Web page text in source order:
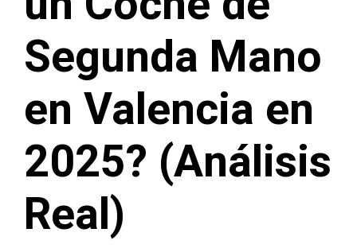
Segunda Mano
en Valencia en
2025? (Análisis
Real)